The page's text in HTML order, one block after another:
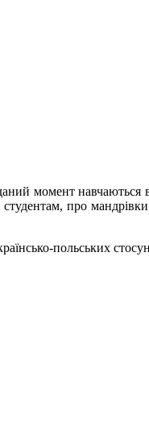
момент навчаються
про
польських